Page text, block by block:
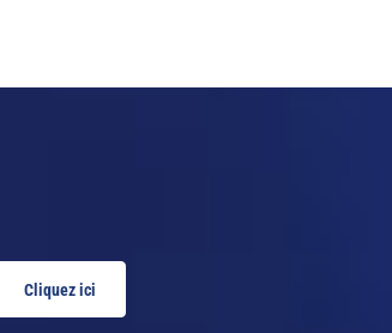
Cliquez ici